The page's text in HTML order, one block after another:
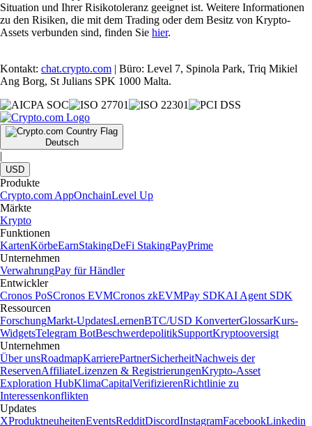
Situation und Ihrer Risikotoleranz geeignet ist. Weitere Informationen
zu den Risiken, die mit dem Trading oder dem Besitz von Krypto-
Assets verbunden sind, finden Sie hier.
Kontakt: chat.crypto.com | Büro: Level 7, Spinola Park, Triq Mikiel
Ang Borg, St Julians SPK 1000 Malta.
Deutsch
|
USD
Produkte
Crypto.com AppOnchainLevel Up
Märkte
Krypto
Funktionen
KartenKörbeEarnStakingDeFi StakingPayPrime
Unternehmen
VerwahrungPay für Händler
Entwickler
Cronos PoSCronos EVMCronos zkEVMPay SDKAI Agent SDK
Ressourcen
ForschungMarkt-UpdatesLernenBTC/USD KonverterGlossarKurs-
WidgetsTelegram BotBeschwerdepolitikSupportKryptooversigt
Unternehmen
Über unsRoadmapKarrierePartnerSicherheitNachweis der
ReservenAffiliateLizenzen & RegistrierungenKrypto-Asset
Exploration HubKlimaCapitalVerifizierenRichtlinie zu
Interessenkonflikten
Updates
XProduktneuheitenEventsRedditDiscordInstagramFacebookLinkedin